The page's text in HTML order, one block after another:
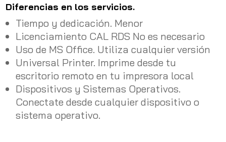
Diferencias en los servicios.
Tiempo y dedicación. Menor
Licenciamiento CAL RDS No es necesario
Uso de MS Office. Utiliza cualquier versión
Universal Printer. Imprime desde tu
escritorio remoto en tu impresora local
Dispositivos y Sistemas Operativos.
Conectate desde cualquier dispositivo o
sistema operativo.